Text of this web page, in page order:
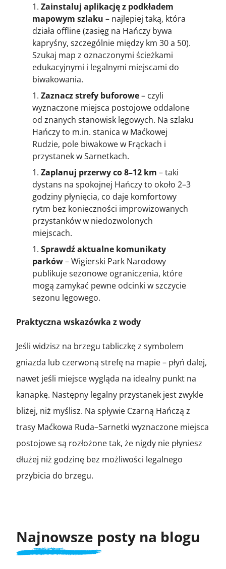
Zainstaluj aplikację z podkładem
mapowym szlaku – najlepiej taką, która
działa offline (zasięg na Hańczy bywa
kapryśny, szczególnie między km 30 a 50).
Szukaj map z oznaczonymi ścieżkami
edukacyjnymi i legalnymi miejscami do
biwakowania.
Zaznacz strefy buforowe– czyli
wyznaczone miejsca postojowe oddalone
od znanych stanowisk lęgowych. Na szlaku
Hańczy to m.in. stanica w Maćkowej
Rudzie, pole biwakowe w Frąckach i
przystanek w Sarnetkach.
Zaplanuj przerwy co 8–12 km – taki
dystans na spokojnej Hańczy to około 2–3
godziny płynięcia, co daje komfortowy
rytm bez konieczności improwizowanych
przystanków w niedozwolonych
miejscach.
Sprawdź aktualne komunikaty
parków– Wigierski Park Narodowy
publikuje sezonowe ograniczenia, które
mogą zamykać pewne odcinki w szczycie
sezonu lęgowego.
Praktyczna wskazówka z wody
Jeśli widzisz na brzegu tabliczkę z symbolem
gniazda lub czerwoną strefę na mapie – płyń dalej,
nawet jeśli miejsce wygląda na idealny punkt na
kanapkę. Następny legalny przystanek jest zwykle
bliżej, niż myślisz. Na spływie Czarną Hańczą z
trasy Maćkowa Ruda–Sarnetki wyznaczone miejsca
postojowe są rozłożone tak, że nigdy nie płyniesz
dłużej niż godzinę bez możliwości legalnego
przybicia do brzegu.
Najnowsze posty na blogu